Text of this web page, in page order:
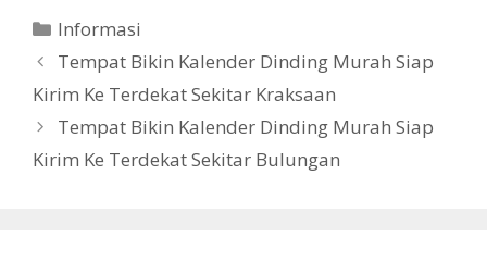
Categories
Informasi
Tempat Bikin Kalender Dinding Murah Siap
Kirim Ke Terdekat Sekitar Kraksaan
Tempat Bikin Kalender Dinding Murah Siap
Kirim Ke Terdekat Sekitar Bulungan